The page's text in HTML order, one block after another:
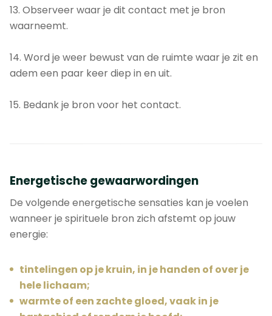
13. Observeer waar je dit contact met je bron
waarneemt.
14. Word je weer bewust van de ruimte waar je zit en
adem een paar keer diep in en uit.
15. Bedank je bron voor het contact.
Energetische gewaarwordingen
De volgende energetische sensaties kan je voelen
wanneer je spirituele bron zich afstemt op jouw
energie:
tintelingen op je kruin, in je handen of over je
hele lichaam;
warmte of een zachte gloed, vaak in je